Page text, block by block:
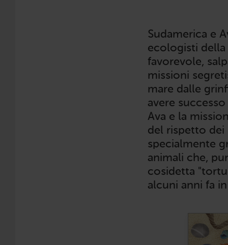
Sudamerica e
ecologisti della
favorevole,
missioni
mare dalle
avere
Ava e la
del rispetto dei
specialmente
animali che,
cosidetta
alcuni anni fa